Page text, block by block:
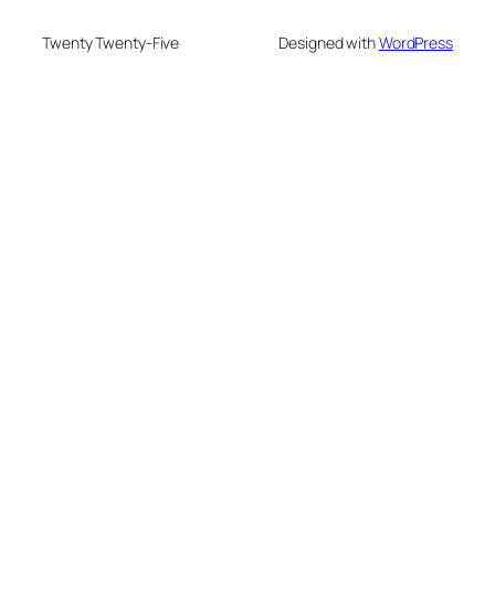
Twenty Twenty-Five Designed withWordPress